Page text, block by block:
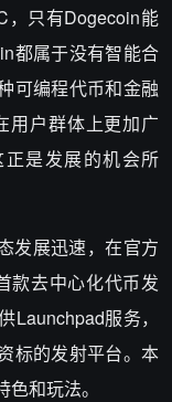
，只有Dogecoin能
都属于没有智能合
可编程代币和金融
用户群体上更加广
正是发展的机会所
发展迅速，在官方
款去中心化代币发
Launchpad服务，
标的发射平台。本
和玩法。